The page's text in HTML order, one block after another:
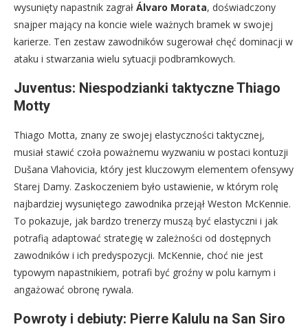
wysunięty napastnik zagrał Álvaro Morata, doświadczony
snajper mający na koncie wiele ważnych bramek w swojej
karierze. Ten zestaw zawodników sugerował chęć dominacji w
ataku i stwarzania wielu sytuacji podbramkowych.
Juventus: Niespodzianki taktyczne Thiago
Motty
Thiago Motta, znany ze swojej elastyczności taktycznej,
musiał stawić czoła poważnemu wyzwaniu w postaci kontuzji
Dušana Vlahovicia, który jest kluczowym elementem ofensywy
Starej Damy. Zaskoczeniem było ustawienie, w którym rolę
najbardziej wysuniętego zawodnika przejął Weston McKennie.
To pokazuje, jak bardzo trenerzy muszą być elastyczni i jak
potrafią adaptować strategię w zależności od dostępnych
zawodników i ich predyspozycji. McKennie, choć nie jest
typowym napastnikiem, potrafi być groźny w polu karnym i
angażować obronę rywala.
Powroty i debiuty: Pierre Kalulu na San Siro